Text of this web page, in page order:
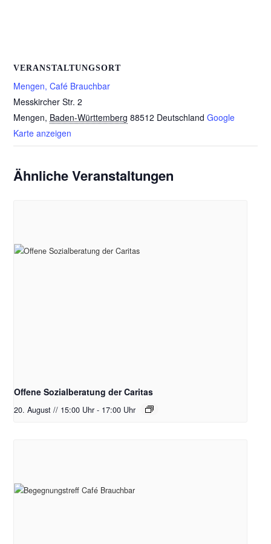
VERANSTALTUNGSORT
Mengen, Café Brauchbar
Messkircher Str. 2
Mengen, Baden-Württemberg 88512 Deutschland Google
Karte anzeigen
Ähnliche Veranstaltungen
Offene Sozialberatung der Caritas
20. August // 15:00 Uhr - 17:00 Uhr